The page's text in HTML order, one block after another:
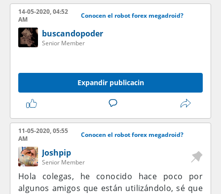
14-05-2020, 04:52
AM
Conocen el robot forex megadroid?
buscandopoder
Senior Member
Expandir publicacin
11-05-2020, 05:55
AM
Conocen el robot forex megadroid?
Joshpip
Senior Member
Hola colegas, he conocido hace poco por
algunos amigos que están utilizándolo, sé que